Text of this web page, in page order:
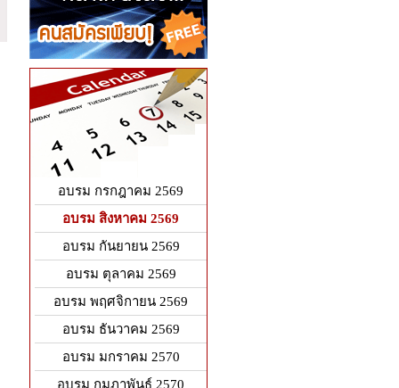
อบรม กรกฎาคม 2569
อบรม สิงหาคม 2569
อบรม กันยายน 2569
อบรม ตุลาคม 2569
อบรม พฤศจิกายน 2569
อบรม ธันวาคม 2569
อบรม มกราคม 2570
อบรม กุมภาพันธ์ 2570